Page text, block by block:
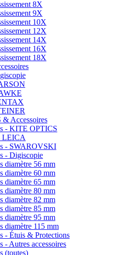
8X
9X
10X
12X
14X
16X
18X
Accessoires
- KITE OPTICS
LEICA
- SWAROVSKI
- Digiscopie
diamètre 56 mm
diamètre 60 mm
diamètre 65 mm
diamètre 80 mm
diamètre 82 mm
diamètre 85 mm
diamètre 95 mm
diamètre 115 mm
- Étuis & Protections
- Autres accessoires
(toutes)